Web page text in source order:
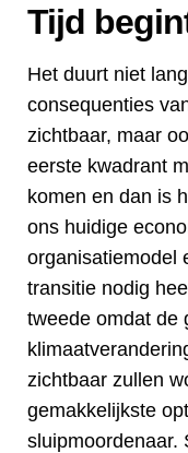
Tijd
Het duurt niet
consequenties
zichtbaar, maar
eerste kwadrant
komen en dan is
ons huidige
organisatiemodel
transitie nodig
tweede omdat de
zichtbaar zullen
gemakkelijkste
sluipmoordenaar.